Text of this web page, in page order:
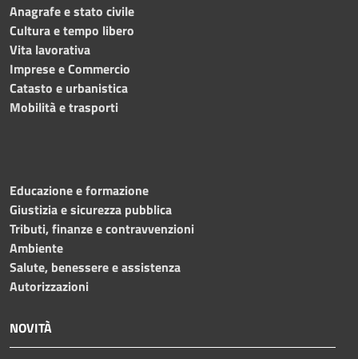
Anagrafe e stato civile
Cultura e tempo libero
Vita lavorativa
Imprese e Commercio
Catasto e urbanistica
Mobilità e trasporti
Educazione e formazione
Giustizia e sicurezza pubblica
Tributi, finanze e contravvenzioni
Ambiente
Salute, benessere e assistenza
Autorizzazioni
NOVITÀ